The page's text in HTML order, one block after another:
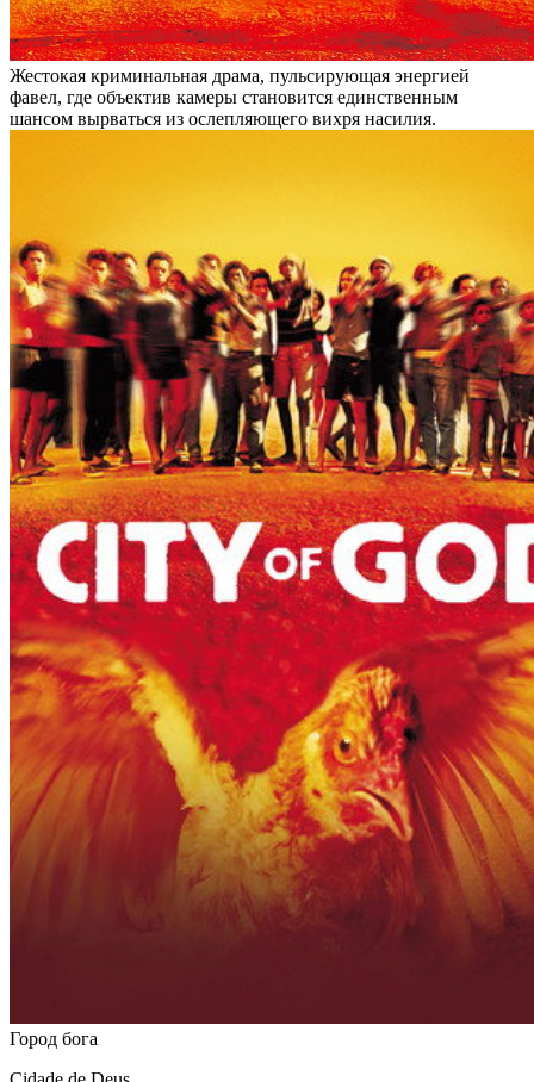
Жестокая криминальная драма, пульсирующая энергией
фавел, где объектив камеры становится единственным
шансом вырваться из ослепляющего вихря насилия.
Город бога